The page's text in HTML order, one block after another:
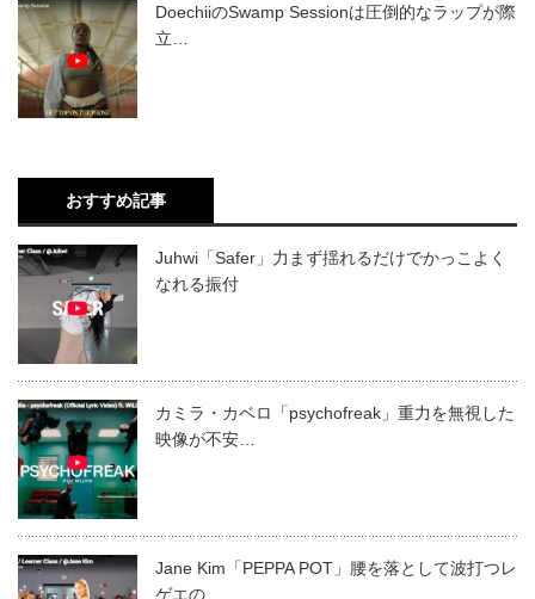
DoechiiのSwamp Sessionは圧倒的なラップが際
立…
おすすめ記事
Juhwi「Safer」力まず揺れるだけでかっこよく
なれる振付
カミラ・カベロ「psychofreak」重力を無視した
映像が不安…
Jane Kim「PEPPA POT」腰を落として波打つレ
ゲエの…